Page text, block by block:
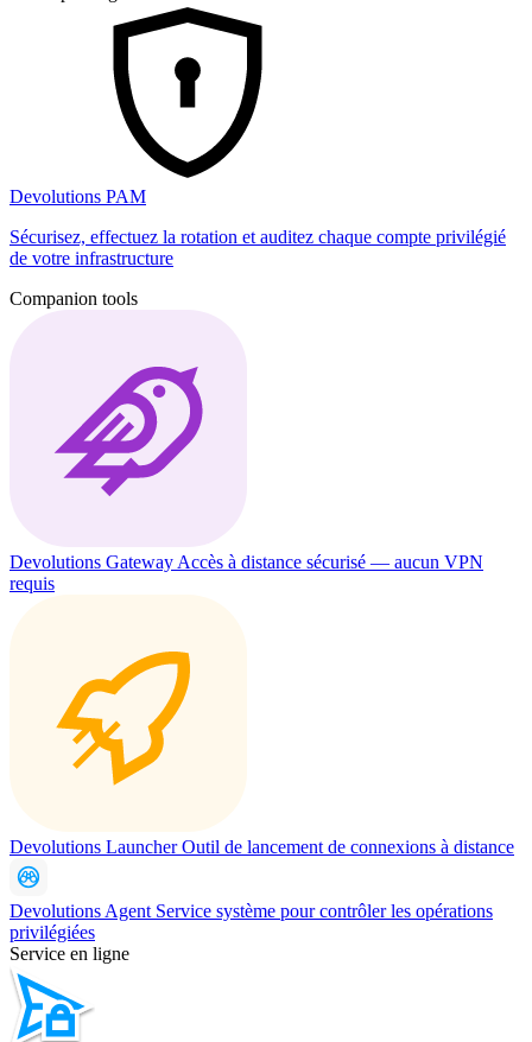
Devolutions PAM
Sécurisez, effectuez la rotation et auditez chaque compte privilégié
de votre infrastructure
Companion tools
Devolutions Gateway Accès à distance sécurisé — aucun VPN
requis
Devolutions LauncherOutil de lancement de connexions à distance
Devolutions Agent Service système pour contrôler les opérations
privilégiées
Service en ligne